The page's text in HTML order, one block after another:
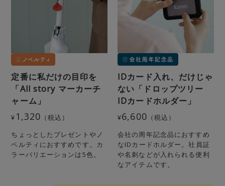
定番に私だけの目印を
「All story マーカーチ
ャーム」
¥ 1,320 （税込）
ちょっとしたプレゼントやノ
ベルティにおすすめです。カ
ラーバリエーションは5色。
IDカード入れ、だけじゃ
ない「ドロップツリー
IDカードホルダー」
¥6,600 （税込）
会社の周年記念品におすすめ
なIDカードホルダー。社員証
や名刺などが入れられる便利
なアイテムです。